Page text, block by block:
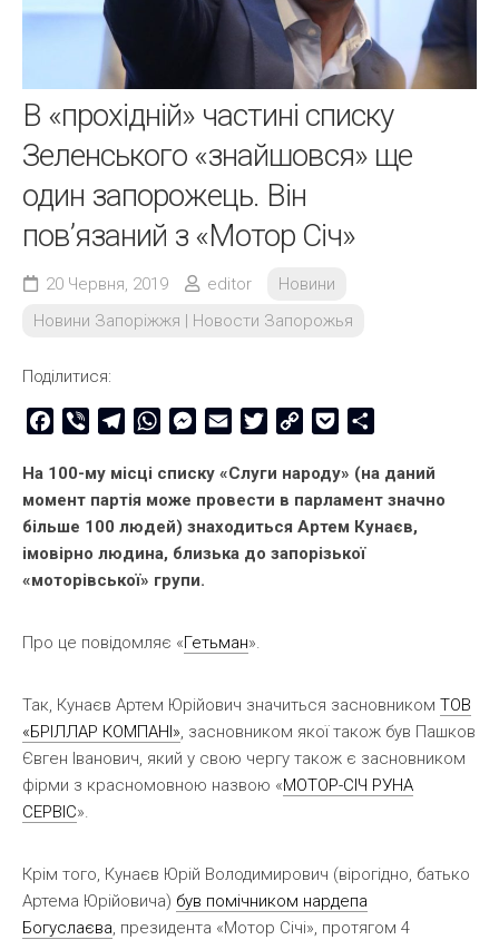
В «прохідній» частині списку
Зеленського «знайшовся» ще
один запорожець. Він
пов’язаний з «Мотор Січ»
20 Червня, 2019 editor
Новини
Новини Запоріжжя | Новости Запорожья
Поділитися:
Facebook
Viber TelegramWhatsAppMessenger
Email TwitterCopy
Pocket
На 100-му місці списку «Слуги народу» (на даний
момент партія може провести в парламент значно
більше 100 людей) знаходиться Артем Кунаєв,
імовірно людина, близька до запорізької
«моторівської» групи.
Про це повідомляє «Гетьман».
Так, Кунаєв Артем Юрійович значиться засновником ТОВ
«БРІЛЛАР КОМПАНІ», засновником якої також був Пашков
Євген Іванович, який у свою чергу також є засновником
фірми з красномовною назвою «МОТОР-СІЧ РУНА
СЕРВІС».
Крім того, Кунаєв Юрій Володимирович (вірогідно, батько
Артема Юрійовича) був помічником нардепа
Богуслаєва, президента «Мотор Січі», протягом 4